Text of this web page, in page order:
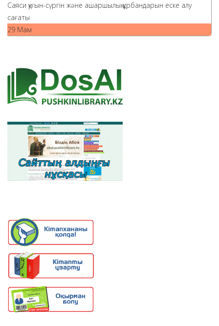
Саяси қуғын-сүргін және ашаршылық құрбандарын еске алу
сағаты
29 Мам